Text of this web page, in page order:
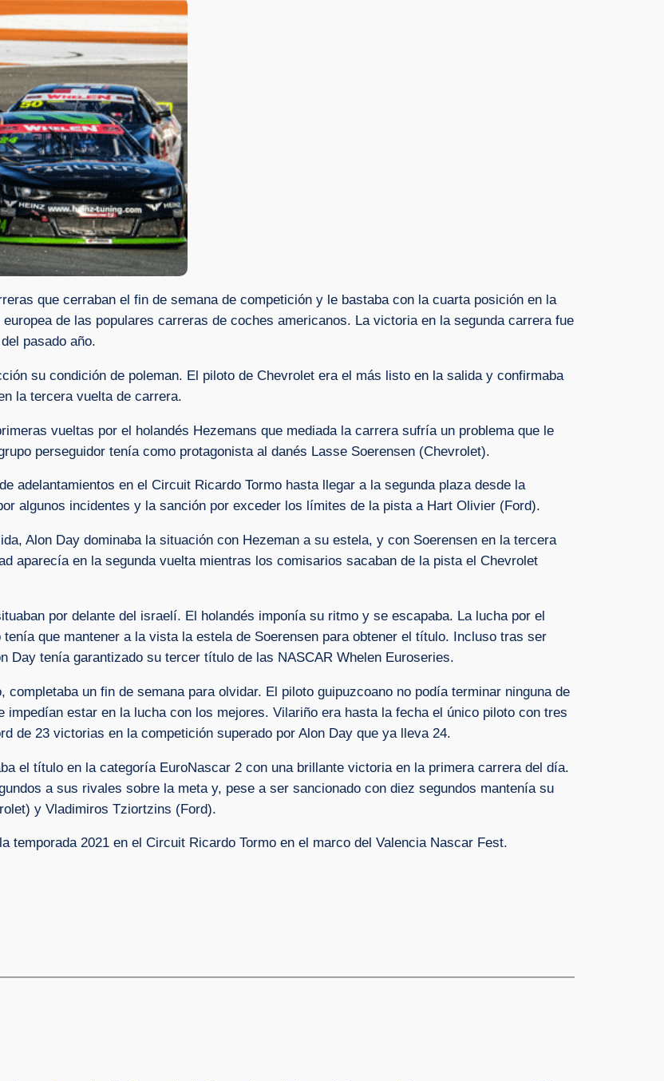
que cerraban el fin de semana de competición y le bastaba con la cuarta posición en la
de las populares carreras de coches americanos. La victoria en la segunda carrera fue
pasado año.
su condición de poleman. El piloto de Chevrolet era el más listo en la salida y confirmaba
la tercera vuelta de carrera.
vueltas por el holandés Hezemans que mediada la carrera sufría un problema que le
perseguidor tenía como protagonista al danés Lasse Soerensen (Chevrolet).
adelantamientos en el Circuit Ricardo Tormo hasta llegar a la segunda plaza desde la
algunos incidentes y la sanción por exceder los límites de la pista a Hart Olivier (Ford).
Alon Day dominaba la situación con Hezeman a su estela, y con Soerensen en la tercera
aparecía en la segunda vuelta mientras los comisarios sacaban de la pista el Chevrolet
por delante del israelí. El holandés imponía su ritmo y se escapaba. La lucha por el
que mantener a la vista la estela de Soerensen para obtener el título. Incluso tras ser
Day tenía garantizado su tercer título de las NASCAR Whelen Euroseries.
un fin de semana para olvidar. El piloto guipuzcoano no podía terminar ninguna de
estar en la lucha con los mejores. Vilariño era hasta la fecha el único piloto con tres
de 23 victorias en la competición superado por Alon Day que ya lleva 24.
el título en la categoría EuroNascar 2 con una brillante victoria en la primera carrera del día.
a sus rivales sobre la meta y, pese a ser sancionado con diez segundos mantenía su
y Vladimiros Tziortzins (Ford).
temporada 2021 en el Circuit Ricardo Tormo en el marco del Valencia Nascar Fest.